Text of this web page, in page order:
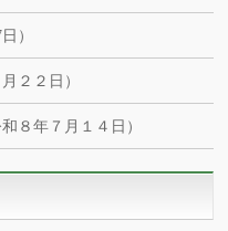
）
２２日）
８年７月１４日）